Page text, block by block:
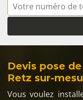
Devis pose
Retz sur-
Vous voulez